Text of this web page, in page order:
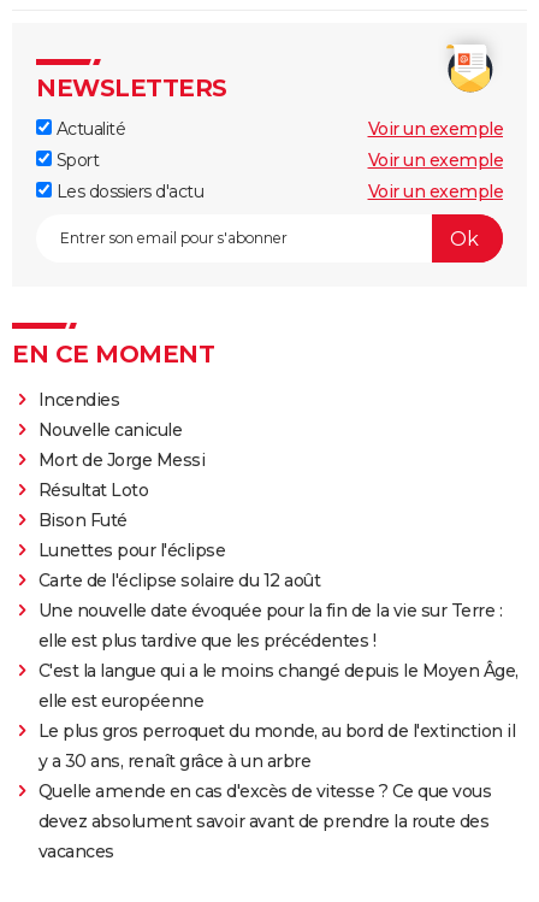
NEWSLETTERS
Actualité
Voir un exemple
Sport
Voir un exemple
Les dossiers d'actu
Voir un exemple
EN CE MOMENT
Incendies
Nouvelle canicule
Mort de Jorge Messi
Résultat Loto
Bison Futé
Lunettes pour l'éclipse
Carte de l'éclipse solaire du 12 août
Une nouvelle date évoquée pour la fin de la vie sur Terre :
elle est plus tardive que les précédentes !
C'est la langue qui a le moins changé depuis le Moyen Âge,
elle est européenne
Le plus gros perroquet du monde, au bord de l'extinction il
y a 30 ans, renaît grâce à un arbre
Quelle amende en cas d'excès de vitesse ? Ce que vous
devez absolument savoir avant de prendre la route des
vacances